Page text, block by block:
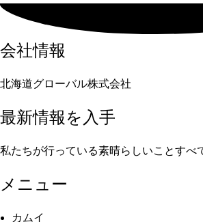
会社情報
北海道グローバル株式会社
最新情報を入手
私たちが行っている素晴らしいことすべ
メニュー
カムイ